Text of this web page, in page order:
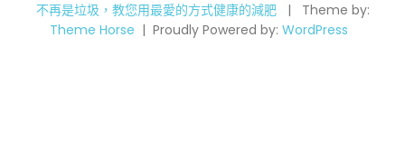
不再是垃圾，教您用最愛的方式健康的減肥
Theme by:
Theme Horse
Proudly Powered by: WordPress